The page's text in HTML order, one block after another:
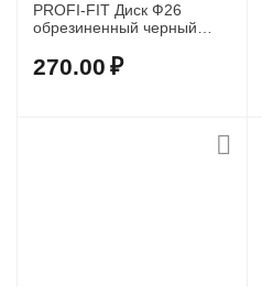
PROFI-FIT Диск Ф26
обрезиненный черный
270.00 ₽